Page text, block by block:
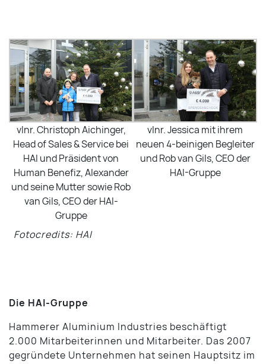
vlnr. Christoph Aichinger,
Head of Sales & Service bei
HAI und Präsident von
Human Benefiz, Alexander
und seine Mutter sowie Rob
van Gils, CEO der HAI-
Gruppe
vlnr. Jessica mit ihrem
neuen 4-beinigen Begleiter
und Rob van Gils, CEO der
HAI-Gruppe
Fotocredits: HAI
Die HAI-Gruppe
Hammerer Aluminium Industries beschäftigt
2.000 Mitarbeiterinnen und Mitarbeiter. Das 2007
gegründete Unternehmen hat seinen Hauptsitz im